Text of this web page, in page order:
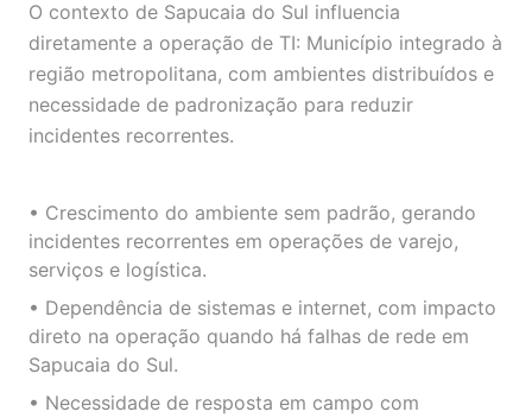
O contexto de Sapucaia do Sul influencia
diretamente a operação de TI: Município integrado à
região metropolitana, com ambientes distribuídos e
necessidade de padronização para reduzir
incidentes recorrentes.
• Crescimento do ambiente sem padrão, gerando
incidentes recorrentes em operações de varejo,
serviços e logística.
• Dependência de sistemas e internet, com impacto
direto na operação quando há falhas de rede em
Sapucaia do Sul.
• Necessidade de resposta em campo com